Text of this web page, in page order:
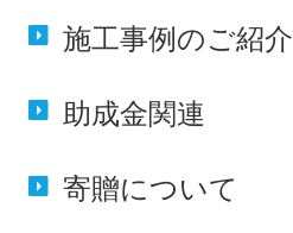
施工事例のご紹介
助成金関連
寄贈について